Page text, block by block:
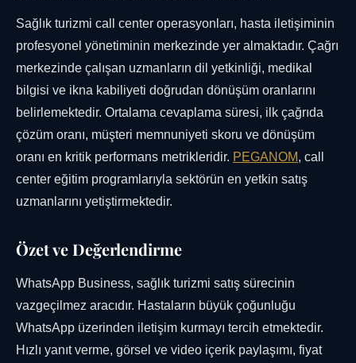
Sağlık turizmi call center operasyonları, hasta iletişiminin
profesyonel yönetiminin merkezinde yer almaktadır. Çağrı
merkezinde çalışan uzmanların dil yetkinliği, medikal
bilgisi ve ikna kabiliyeti doğrudan dönüşüm oranlarını
belirlemektedir. Ortalama cevaplama süresi, ilk çağrıda
çözüm oranı, müşteri memnuniyeti skoru ve dönüşüm
oranı en kritik performans metrikleridir. PEGANOM, call
center eğitim programlarıyla sektörün en yetkin satış
uzmanlarını yetiştirmektedir.
Özet ve Değerlendirme
WhatsApp Business, sağlık turizmi satış sürecinin
vazgeçilmez aracıdır. Hastaların büyük çoğunluğu
WhatsApp üzerinden iletişim kurmayı tercih etmektedir.
Hızlı yanıt verme, görsel ve video içerik paylaşımı, fiyat